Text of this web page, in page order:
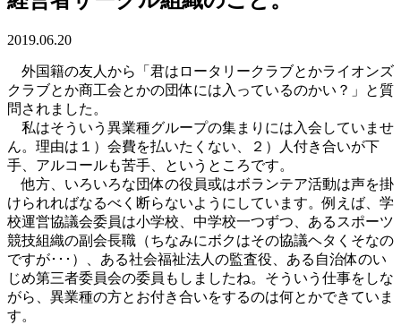
2019.06.20
外国籍の友人から「君はロータリークラブとかライオンズ
クラブとか商工会とかの団体には入っているのかい？」と質
問されました。
私はそういう異業種グループの集まりには入会していませ
ん。理由は１）会費を払いたくない、２）人付き合いが下
手、アルコールも苦手、というところです。
他方、いろいろな団体の役員或はボランテア活動は声を掛
けられればなるべく断らないようにしています。例えば、学
校運営協議会委員は小学校、中学校一つずつ、あるスポーツ
競技組織の副会長職（ちなみにボクはその協議ヘタくそなの
ですが･･･）、ある社会福祉法人の監査役、ある自治体のい
じめ第三者委員会の委員もしましたね。そういう仕事をしな
がら、異業種の方とお付き合いをするのは何とかできていま
す。